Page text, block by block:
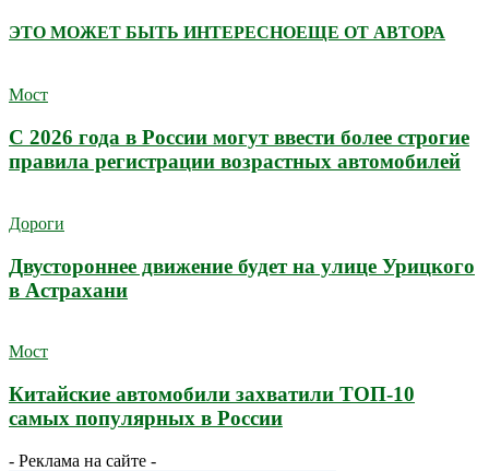
ЭТО МОЖЕТ БЫТЬ ИНТЕРЕСНОЕЩЕ ОТ АВТОРА
Мост
С 2026 года в России могут ввести более строгие
правила регистрации возрастных автомобилей
Дороги
Двустороннее движение будет на улице Урицкого
в Астрахани
Мост
Китайские автомобили захватили ТОП-10
самых популярных в России
- Реклама на сайте -